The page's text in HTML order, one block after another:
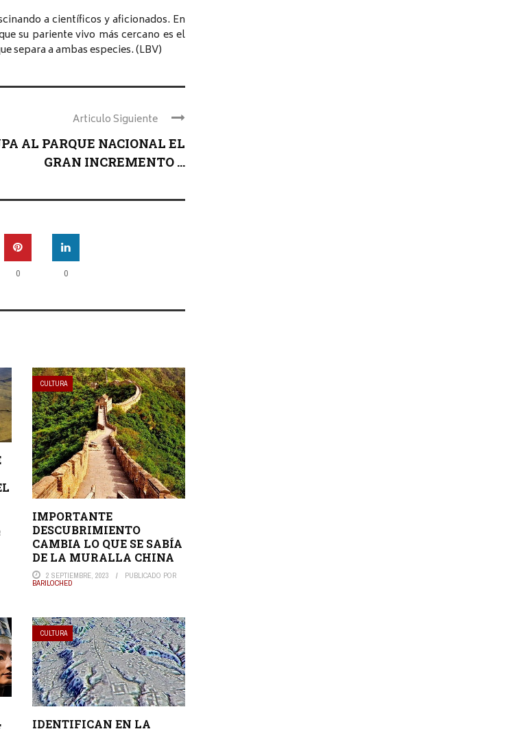
a científicos y aficionados. En
su pariente vivo más cercano es el
separa a ambas especies. (LBV)
Articulo Siguiente
AL PARQUE NACIONAL EL
GRAN INCREMENTO ...
0 0
CULTURA
IMPORTANTE
DESCUBRIMIENTO
CAMBIA LO QUE SE SABÍA
DE LA MURALLA CHINA
2 SEPTIEMBRE, 2023 PUBLICADO POR
BARILOCHED
CULTURA
IDENTIFICAN EN LA